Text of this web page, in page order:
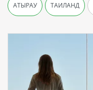
АТЫРАУ ТАИЛАНД